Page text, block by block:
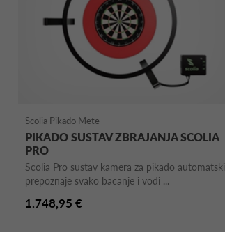
Scolia Pikado Mete
PIKADO SUSTAV ZBRAJANJA SCOLIA
PRO
Scolia Pro sustav kamera za pikado automatski
prepoznaje svako bacanje i vodi ...
1.748,95 €